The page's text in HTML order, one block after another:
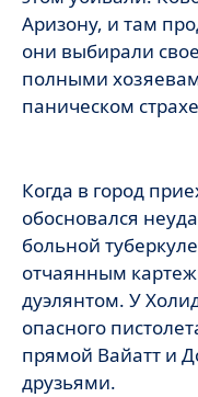
Аризону, и там
они выбирали
полными
паническом
Когда в город
обосновался
больной
отчаянным
дуэлянтом. У
опасного
прямой Вайатт и
друзьями.